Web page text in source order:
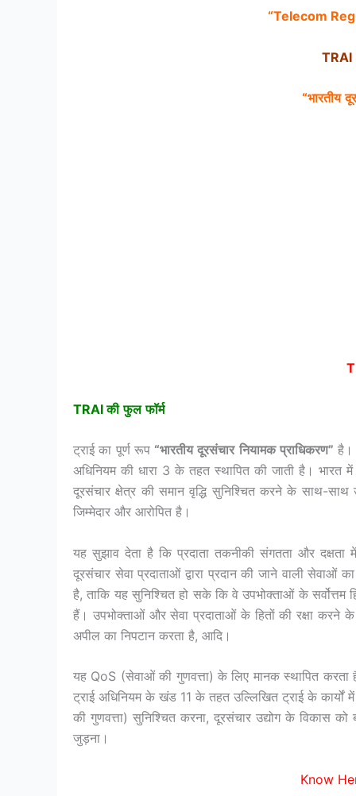
“Telecom
TRAI
“भारतीय
TRAIकी फुल फॉर्म
ट्राई का पूर्ण रूप “भारतीय दूरसंचार नियामक प्राधिकरण” है।
अधिनियम की धारा 3 के तहत स्थापित की जाती है।
दूरसंचार क्षेत्र की समान वृद्धि सुनिश्चित करने के साथ-
जिम्मेदार और आरोपित है।
यह सुझाव देता है कि प्रदाता तकनीकी संगतता और
दूरसंचार सेवा प्रदाताओं द्वारा प्रदान की जाने वाली सेवाओं
है, ताकि यह सुनिश्चित हो सके कि वे उपभोक्ताओं के सर्वोत्तम
हैं। उपभोक्ताओं और सेवा प्रदाताओं के हितों की रक्षा करने
अपील का निपटान करता है, आदि।
यह QoS (सेवाओं की गुणवत्ता) के लिए मानक स्थापित करता
ट्राई अधिनियम के खंड 11 के तहत उल्लिखित ट्राई के कार्यों
की गुणवत्ता) सुनिश्चित करना, दूरसंचार उद्योग के विकास
जुड़ना।
Know